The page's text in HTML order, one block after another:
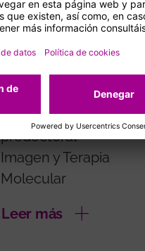
Luis Riera Soler
Investigador
predoctoral
Imagen y Terapia
Molecular
Leer más